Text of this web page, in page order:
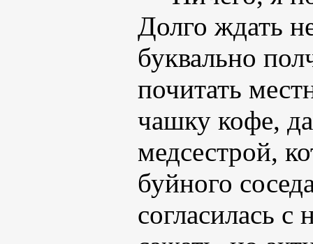
Долго ждать
буквально
почитать
чашку кофе,
медсестрой,
буйного
согласилась